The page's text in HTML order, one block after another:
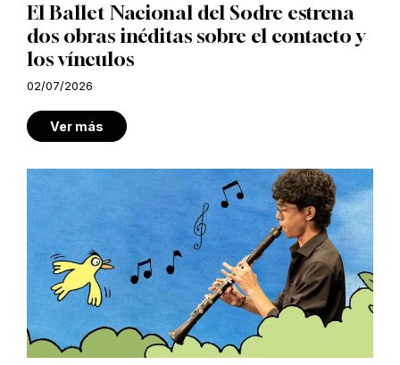
El Ballet Nacional del Sodre estrena
dos obras inéditas sobre el contacto y
los vínculos
02/07/2026
Ver más